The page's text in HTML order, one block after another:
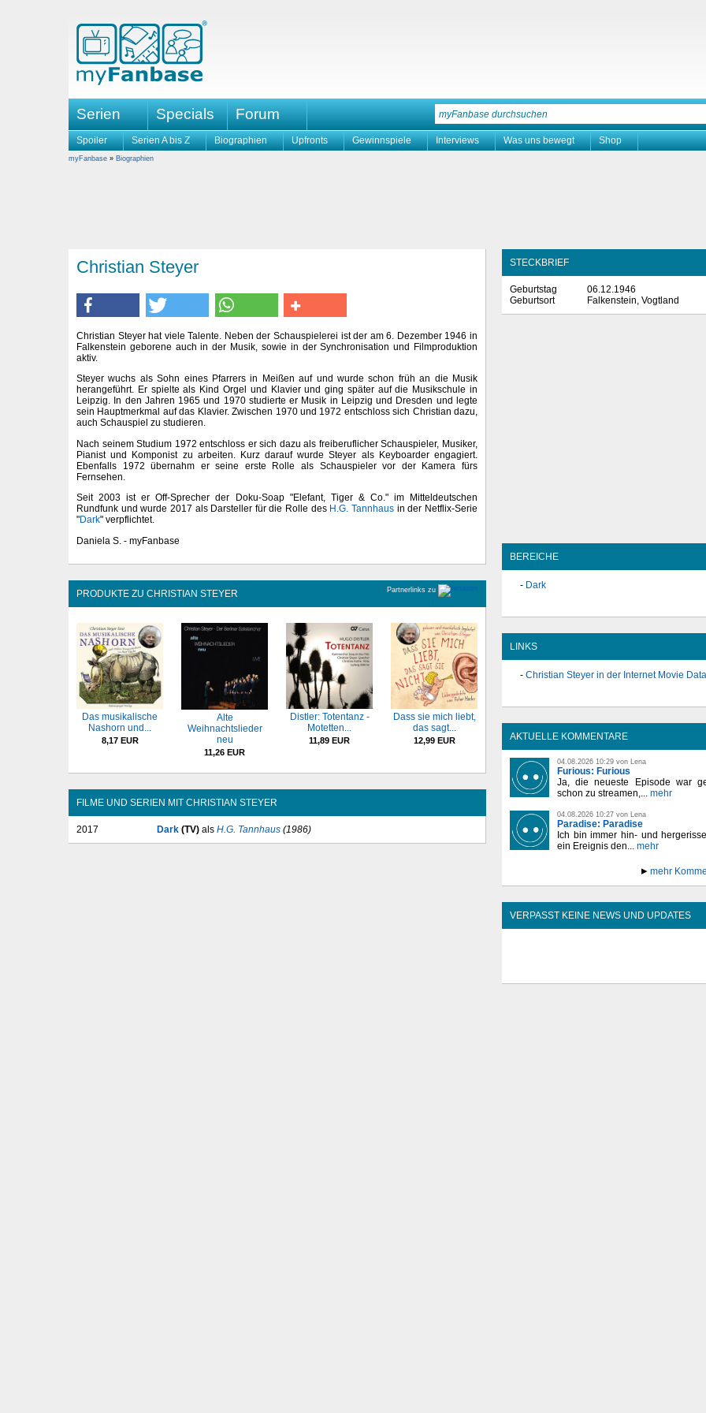
Serien Specials Forum
Spoiler Serien A bis Z Biographien Upfronts Gewinnspiele Interviews Was uns bewegt Shop
myFanbase » Biographien
Christian Steyer
Christian Steyer hat viele Talente. Neben der Schauspielerei ist der am 6. Dezember 1946 in
Falkenstein geborene auch in der Musik, sowie in der Synchronisation und Filmproduktion
aktiv.
Steyer wuchs als Sohn eines Pfarrers in Meißen auf und wurde schon früh an die Musik
herangeführt. Er spielte als Kind Orgel und Klavier und ging später auf die Musikschule in
Leipzig. In den Jahren 1965 und 1970 studierte er Musik in Leipzig und Dresden und legte
sein Hauptmerkmal auf das Klavier. Zwischen 1970 und 1972 entschloss sich Christian dazu,
auch Schauspiel zu studieren.
Nach seinem Studium 1972 entschloss er sich dazu als freiberuflicher Schauspieler, Musiker,
Pianist und Komponist zu arbeiten. Kurz darauf wurde Steyer als Keyboarder engagiert.
Ebenfalls 1972 übernahm er seine erste Rolle als Schauspieler vor der Kamera fürs
Fernsehen.
Seit 2003 ist er Off-Sprecher der Doku-Soap "Elefant, Tiger & Co." im Mitteldeutschen
Rundfunk und wurde 2017 als Darsteller für die Rolle des H.G. Tannhaus in der Netflix-Serie
"Dark" verpflichtet.
Daniela S. - myFanbase
Partnerlinks zu
PRODUKTE ZU CHRISTIAN STEYER
Das musikalische
Nashorn und...
8,17 EUR
Alte
Weihnachtslieder
neu
11,26 EUR
Distler: Totentanz -
Motetten...
11,89 EUR
Dass sie mich liebt,
das sagt...
12,99 EUR
FILME UND SERIEN MIT CHRISTIAN STEYER
2017 Dark (TV) als H.G. Tannhaus (1986)
STECKBRIEF
Geburtstag
06.12.1946
Geburtsort
Falkenstein, Vogtland
BEREICHE
Dark
LINKS
Christian Steyer in der Internet Movie
AKTUELLE KOMMENTARE
04.08.2026 10:29 von Lena
Furious: Furious
Ja, die neueste Episode war
schon zu streamen,... mehr
04.08.2026 10:27 von Lena
Paradise: Paradise
Ich bin immer hin- und
ein Ereignis den... mehr
mehr
VERPASST KEINE NEWS UND UPDATES